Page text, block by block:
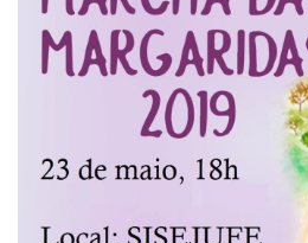
Plano de Saúde
Assistência Funeral
Instagram